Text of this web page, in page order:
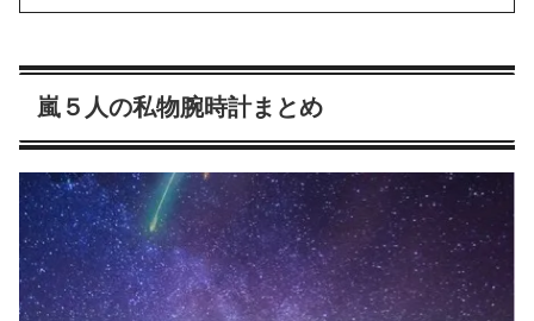
嵐５人の私物腕時計まとめ